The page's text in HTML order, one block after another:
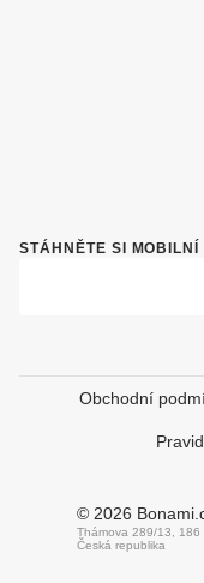
STÁHNĚTE SI MOBILNÍ
Obchodní
© 2026
Thámova 289/13, 186
Česká republika